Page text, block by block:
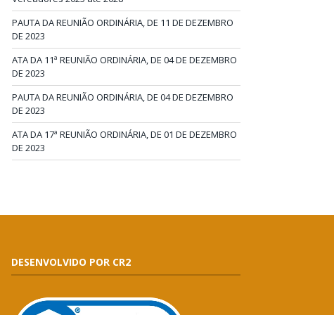
PAUTA DA REUNIÃO ORDINÁRIA, DE 11 DE DEZEMBRO
DE 2023
ATA DA 11ª REUNIÃO ORDINÁRIA, DE 04 DE DEZEMBRO
DE 2023
PAUTA DA REUNIÃO ORDINÁRIA, DE 04 DE DEZEMBRO
DE 2023
ATA DA 17ª REUNIÃO ORDINÁRIA, DE 01 DE DEZEMBRO
DE 2023
DESENVOLVIDO POR CR2